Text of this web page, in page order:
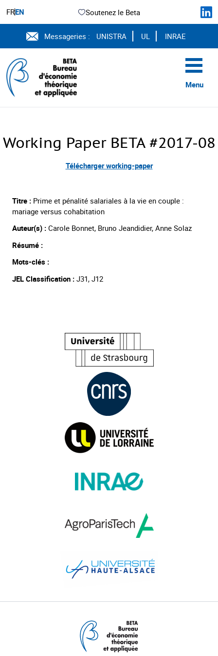
FREN Soutenez le Beta
Messageries : UNISTRA UL INRAE
Menu
Working Paper BETA #2017-08
Télécharger working-paper
Titre : Prime et pénalité salariales à la vie en couple :
mariage versus cohabitation
Auteur(s) : Carole Bonnet, Bruno Jeandidier, Anne Solaz
Résumé :
Mots-clés :
JEL Classification : J31, J12